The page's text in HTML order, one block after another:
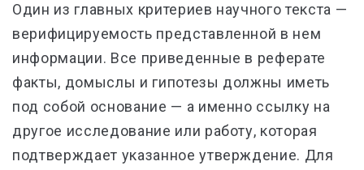
Один из главных критериев научного текста —
верифицируемость представленной в нем
информации. Все приведенные в реферате
факты, домыслы и гипотезы должны иметь
под собой основание — а именно ссылку на
другое исследование или работу, которая
подтверждает указанное утверждение. Для